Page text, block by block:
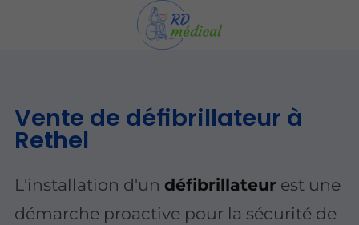
Vente de défibrillateur à
Rethel
L'installation d'undéfibrillateur est une
démarche proactive pour la sécurité de